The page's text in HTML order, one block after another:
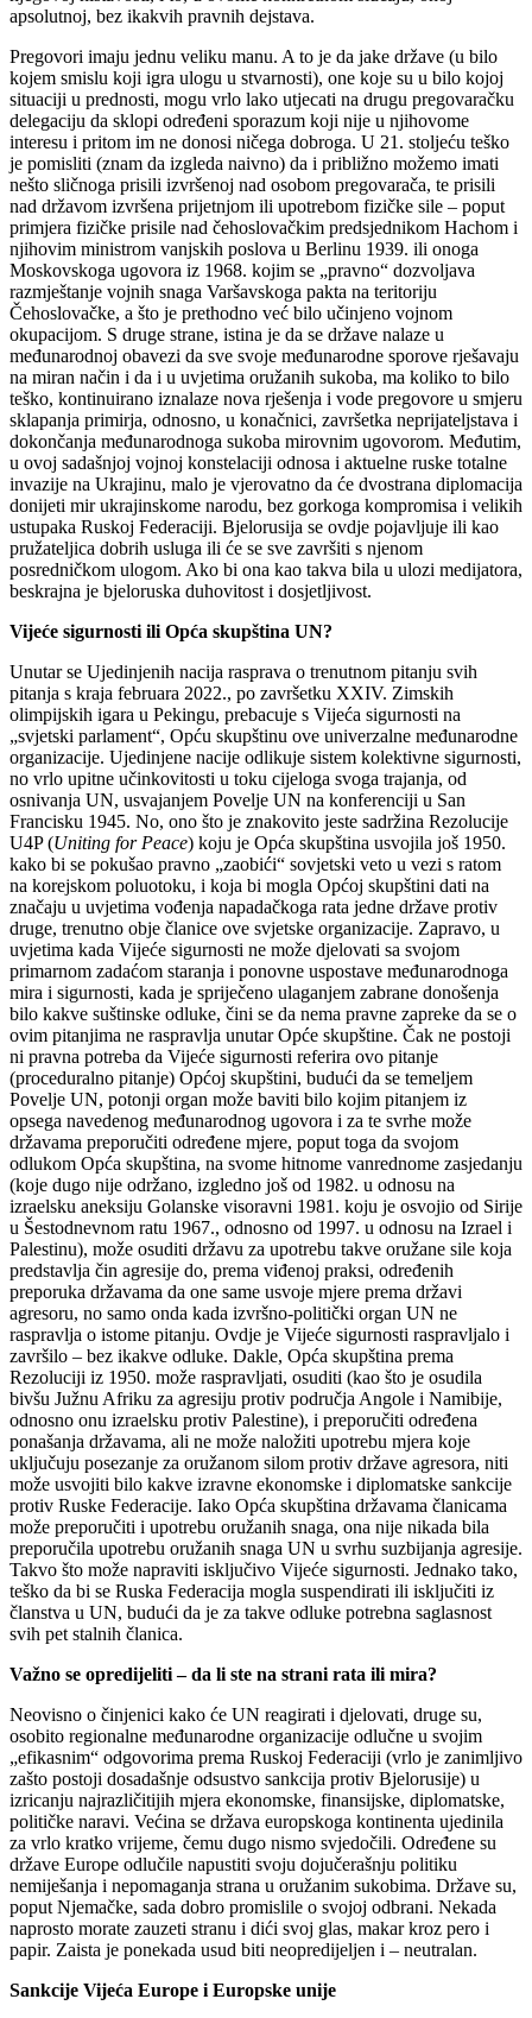
apsolutnoj, bez ikakvih pravnih dejstava.
Pregovori imaju jednu veliku manu. A to je da jake države (u bilo
kojem smislu koji igra ulogu u stvarnosti), one koje su u bilo kojoj
situaciji u prednosti, mogu vrlo lako utjecati na drugu pregovaračku
delegaciju da sklopi određeni sporazum koji nije u njihovome
interesu i pritom im ne donosi ničega dobroga. U 21. stoljeću teško
je pomisliti (znam da izgleda naivno) da i približno možemo imati
nešto sličnoga prisili izvršenoj nad osobom pregovarača, te prisili
nad državom izvršena prijetnjom ili upotrebom fizičke sile – poput
primjera fizičke prisile nad čehoslovačkim predsjednikom Hachom i
njihovim ministrom vanjskih poslova u Berlinu 1939. ili onoga
Moskovskoga ugovora iz 1968. kojim se „pravno“ dozvoljava
razmještanje vojnih snaga Varšavskoga pakta na teritoriju
Čehoslovačke, a što je prethodno već bilo učinjeno vojnom
okupacijom. S druge strane, istina je da se države nalaze u
međunarodnoj obavezi da sve svoje međunarodne sporove rješavaju
na miran način i da i u uvjetima oružanih sukoba, ma koliko to bilo
teško, kontinuirano iznalaze nova rješenja i vode pregovore u smjeru
sklapanja primirja, odnosno, u konačnici, završetka neprijateljstava i
dokončanja međunarodnoga sukoba mirovnim ugovorom. Međutim,
u ovoj sadašnjoj vojnoj konstelaciji odnosa i aktuelne ruske totalne
invazije na Ukrajinu, malo je vjerovatno da će dvostrana diplomacija
donijeti mir ukrajinskome narodu, bez gorkoga kompromisa i velikih
ustupaka Ruskoj Federaciji. Bjelorusija se ovdje pojavljuje ili kao
pružateljica dobrih usluga ili će se sve završiti s njenom
posredničkom ulogom. Ako bi ona kao takva bila u ulozi medijatora,
beskrajna je bjeloruska duhovitost i dosjetljivost.
Vijeće sigurnosti ili Opća skupština UN?
Unutar se Ujedinjenih nacija rasprava o trenutnom pitanju svih
pitanja s kraja februara 2022., po završetku XXIV. Zimskih
olimpijskih igara u Pekingu, prebacuje s Vijeća sigurnosti na
„svjetski parlament“, Opću skupštinu ove univerzalne međunarodne
organizacije. Ujedinjene nacije odlikuje sistem kolektivne sigurnosti,
no vrlo upitne učinkovitosti u toku cijeloga svoga trajanja, od
osnivanja UN, usvajanjem Povelje UN na konferenciji u San
Francisku 1945. No, ono što je znakovito jeste sadržina Rezolucije
U4P (Uniting for Peace) koju je Opća skupština usvojila još 1950.
kako bi se pokušao pravno „zaobići“ sovjetski veto u vezi s ratom
na korejskom poluotoku, i koja bi mogla Općoj skupštini dati na
značaju u uvjetima vođenja napadačkoga rata jedne države protiv
druge, trenutno obje članice ove svjetske organizacije. Zapravo, u
uvjetima kada Vijeće sigurnosti ne može djelovati sa svojom
primarnom zadaćom staranja i ponovne uspostave međunarodnoga
mira i sigurnosti, kada je spriječeno ulaganjem zabrane donošenja
bilo kakve suštinske odluke, čini se da nema pravne zapreke da se o
ovim pitanjima ne raspravlja unutar Opće skupštine. Čak ne postoji
ni pravna potreba da Vijeće sigurnosti referira ovo pitanje
(proceduralno pitanje) Općoj skupštini, budući da se temeljem
Povelje UN, potonji organ može baviti bilo kojim pitanjem iz
opsega navedenog međunarodnog ugovora i za te svrhe može
državama preporučiti određene mjere, poput toga da svojom
odlukom Opća skupština, na svome hitnome vanrednome zasjedanju
(koje dugo nije održano, izgledno još od 1982. u odnosu na
izraelsku aneksiju Golanske visoravni 1981. koju je osvojio od Sirije
u Šestodnevnom ratu 1967., odnosno od 1997. u odnosu na Izrael i
Palestinu), može osuditi državu za upotrebu takve oružane sile koja
predstavlja čin agresije do, prema viđenoj praksi, određenih
preporuka državama da one same usvoje mjere prema državi
agresoru, no samo onda kada izvršno-politički organ UN ne
raspravlja o istome pitanju. Ovdje je Vijeće sigurnosti raspravljalo i
završilo – bez ikakve odluke. Dakle, Opća skupština prema
Rezoluciji iz 1950. može raspravljati, osuditi (kao što je osudila
bivšu Južnu Afriku za agresiju protiv područja Angole i Namibije,
odnosno onu izraelsku protiv Palestine), i preporučiti određena
ponašanja državama, ali ne može naložiti upotrebu mjera koje
uključuju posezanje za oružanom silom protiv države agresora, niti
može usvojiti bilo kakve izravne ekonomske i diplomatske sankcije
protiv Ruske Federacije. Iako Opća skupština državama članicama
može preporučiti i upotrebu oružanih snaga, ona nije nikada bila
preporučila upotrebu oružanih snaga UN u svrhu suzbijanja agresije.
Takvo što može napraviti isključivo Vijeće sigurnosti. Jednako tako,
teško da bi se Ruska Federacija mogla suspendirati ili isključiti iz
članstva u UN, budući da je za takve odluke potrebna saglasnost
svih pet stalnih članica.
Važno se opredijeliti – da li ste na strani rata ili mira?
Neovisno o činjenici kako će UN reagirati i djelovati, druge su,
osobito regionalne međunarodne organizacije odlučne u svojim
„efikasnim“ odgovorima prema Ruskoj Federaciji (vrlo je zanimljivo
zašto postoji dosadašnje odsustvo sankcija protiv Bjelorusije) u
izricanju najrazličitijih mjera ekonomske, finansijske, diplomatske,
političke naravi. Većina se država europskoga kontinenta ujedinila
za vrlo kratko vrijeme, čemu dugo nismo svjedočili. Određene su
države Europe odlučile napustiti svoju dojučerašnju politiku
nemiješanja i nepomaganja strana u oružanim sukobima. Države su,
poput Njemačke, sada dobro promislile o svojoj odbrani. Nekada
naprosto morate zauzeti stranu i dići svoj glas, makar kroz pero i
papir. Zaista je ponekada usud biti neopredijeljen i – neutralan.
Sankcije Vijeća Europe i Europske unije